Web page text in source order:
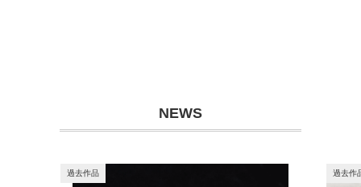
NEWS
過去作品 過去作